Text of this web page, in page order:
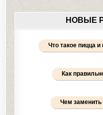
НОВЫЕ
Что такое пицца и
Как
Чем